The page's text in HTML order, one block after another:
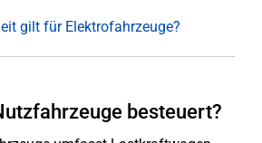
gilt für Elektrofahrzeuge?
besteuert?